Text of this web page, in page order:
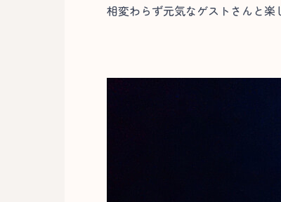
相変わらず元気なゲストさんと